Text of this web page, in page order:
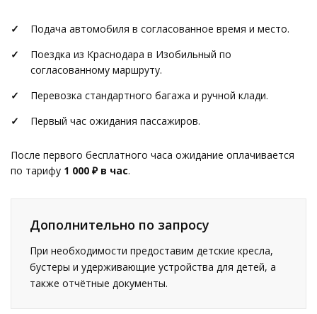
Подача автомобиля в согласованное время и место.
Поездка из Краснодара в Изобильный по
согласованному маршруту.
Перевозка стандартного багажа и ручной клади.
Первый час ожидания пассажиров.
После первого бесплатного часа ожидание оплачивается
по тарифу 1 000 ₽ в час.
Дополнительно по запросу
При необходимости предоставим детские кресла,
бустеры и удерживающие устройства для детей, а
также отчётные документы.